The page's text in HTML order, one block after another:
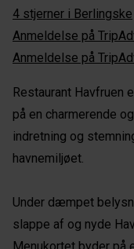
4 stjerner i Berlingske
Anmeldelse på
Anmeldelse på
Restaurant Havfruen
på en charmerende
indretning og
havnemiljøet.
Under dæmpet
slappe af og nyde
Menukortet byder på